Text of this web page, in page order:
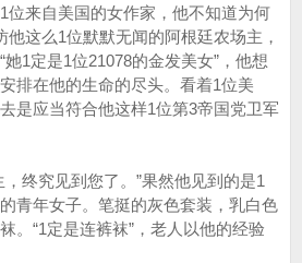
位来自美国的女作家，他不知道为何
这么1位默默无闻的阿根廷农场主，
1定是1位21078的金发美女”，他想
排在他的生命的尽头。看着1位美
是应当符合他这样1位第3帝国党卫军
终究见到您了。”果然他见到的是1
青年女子。笔挺的灰色套装，乳白色
。“1定是连裤袜”，老人以他的经验